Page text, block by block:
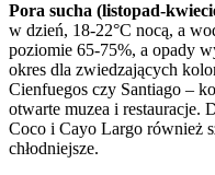
Pora sucha (listopad-
w dzień, 18-22°C nocą, a
poziomie 65-75%, a opady
okres dla zwiedzających
Cienfuegos czy Santiago –
otwarte muzea i restauracje.
Coco i Cayo Largo również
chłodniejsze.